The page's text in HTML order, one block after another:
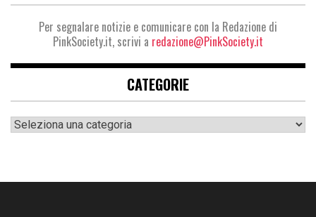
Per segnalare notizie e comunicare con la Redazione di
PinkSociety.it, scrivi a redazione@PinkSociety.it
CATEGORIE
Categorie